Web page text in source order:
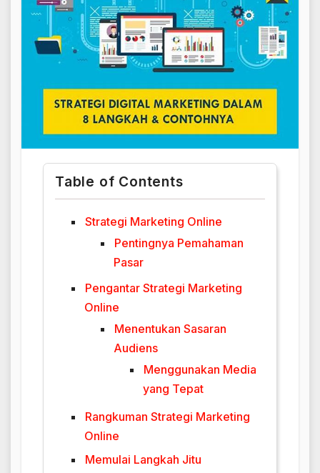
Table of Contents
Strategi Marketing Online
Pentingnya Pemahaman
Pasar
Pengantar Strategi Marketing
Online
Menentukan Sasaran
Audiens
Menggunakan Media
yang Tepat
Rangkuman Strategi Marketing
Online
Memulai Langkah Jitu